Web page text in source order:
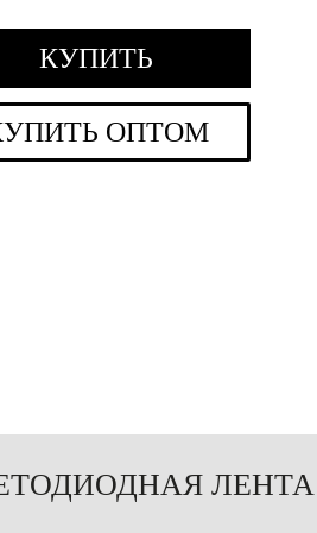
КУПИТЬ
ОПТОМ
ЛЕНТА